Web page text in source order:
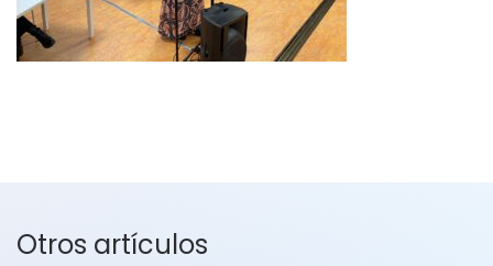
Otros artículos